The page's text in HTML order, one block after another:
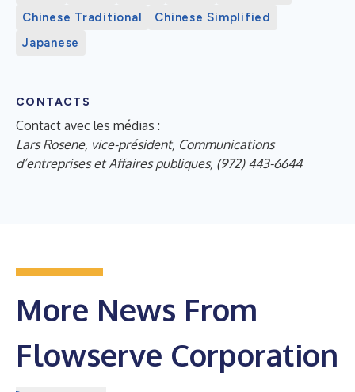
Chinese Traditional
Chinese Simplified
Japanese
CONTACTS
Contact avec les médias :
Lars Rosene, vice-président, Communications
d’entreprises et Affaires publiques, (972) 443-6644
More News From
Flowserve Corporation